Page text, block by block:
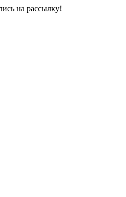
на рассылку!